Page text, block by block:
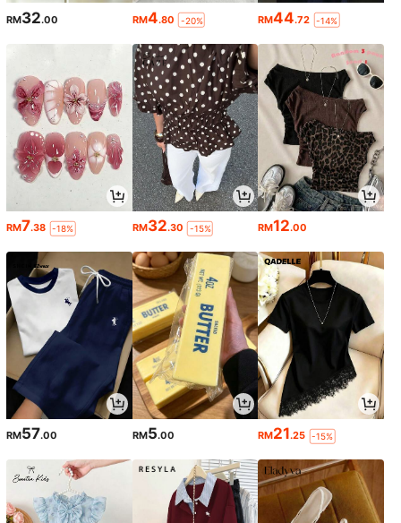
RM32.00 RM4.80 -20% RM44.72 -14%
RM7.38 -18% RM32.30 -15% RM12.00
RM57.00 RM5.00 RM21.25 -15%